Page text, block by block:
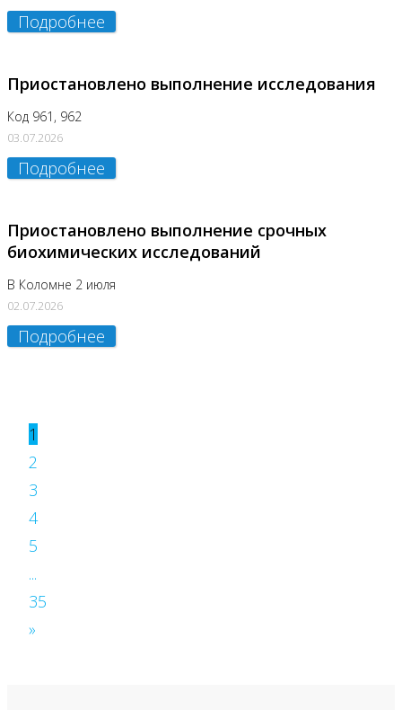
Подробнее
Приостановлено выполнение исследования
Код 961, 962
03.07.2026
Подробнее
Приостановлено выполнение срочных
биохимических исследований
В Коломне 2 июля
02.07.2026
Подробнее
1
2
3
4
5
...
35
»